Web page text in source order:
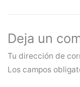
Deja un
Tu dirección de
Los campos